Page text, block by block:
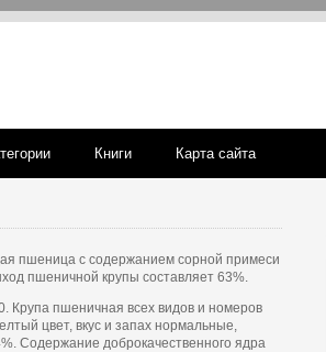
Книги Карта сайта
пшеница с содержанием сорной примеси
пшеничной крупы составляет 63%.
Крупа пшеничная всех видов и номеров
цвет, вкус и запах нормальные,
Содержание доброкачественного ядра